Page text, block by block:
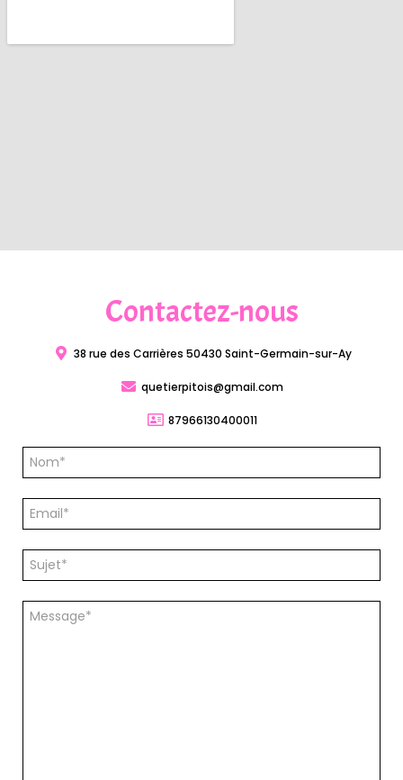
Contactez-nous
38 rue des Carrières 50430 Saint-Germain-sur-Ay
quetierpitois@gmail.com
87966130400011